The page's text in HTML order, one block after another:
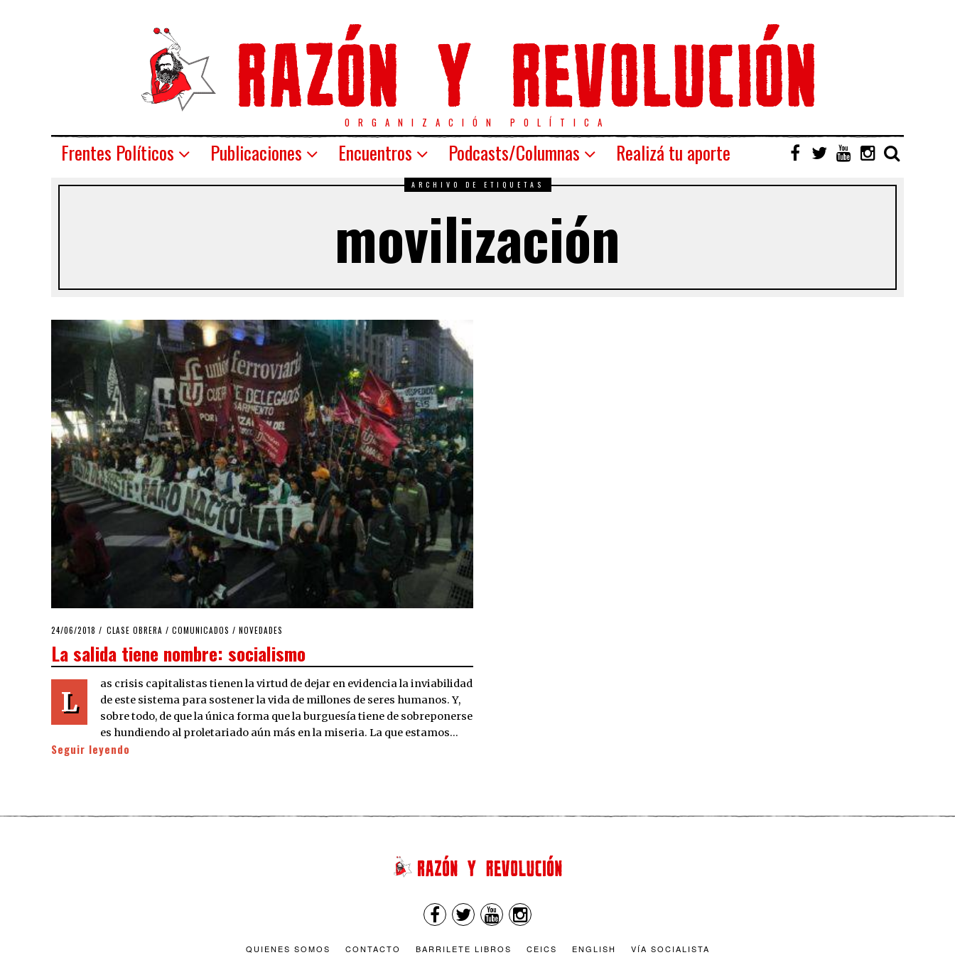
ORGANIZACIÓN POLÍTICA
Frentes Políticos Publicaciones Encuentros Podcasts/Columnas Realizá tu aporte
ARCHIVO DE ETIQUETAS
movilización
POSTED
24/06/2018 24/06/2018
CLASE OBRERA / COMUNICADOS / NOVEDADES
La salida tiene nombre: socialismo
L
as crisis capitalistas tienen la virtud de dejar en evidencia la inviabilidad
de este sistema para sostener la vida de millones de seres humanos. Y,
sobre todo, de que la única forma que la burguesía tiene de sobreponerse
es hundiendo al proletariado aún más en la miseria. La que estamos…
Seguir leyendo
QUIENES SOMOS CONTACTO BARRILETE LIBROS CEICS ENGLISH VÍA SOCIALISTA